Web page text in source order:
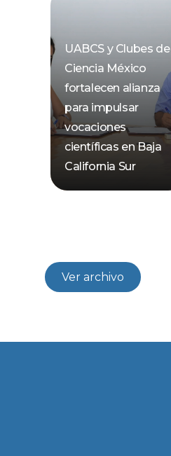
UABCS y Clubes de
Ciencia México
fortalecen alianza
para impulsar
vocaciones
científicas en Baja
California Sur
Ver archivo